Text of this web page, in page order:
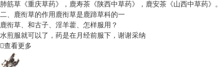
肺筋草《重庆草药》，鹿寿茶《陕西中草药》，鹿安茶《山西中草药》。
二、鹿衔草的作用鹿衔草是鹿蹄草科的一
鹿衔草、和古子、淫羊藿、怎样服用？
水煎服就可以了，药是在月经前服下，谢谢采纳
查看更多